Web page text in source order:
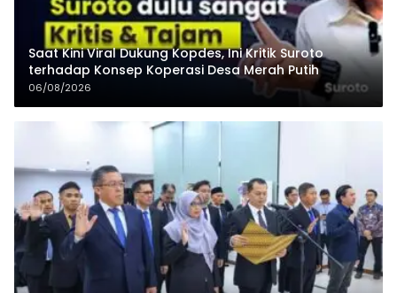
Saat Kini Viral Dukung Kopdes, Ini Kritik Suroto
terhadap Konsep Koperasi Desa Merah Putih
06/08/2026